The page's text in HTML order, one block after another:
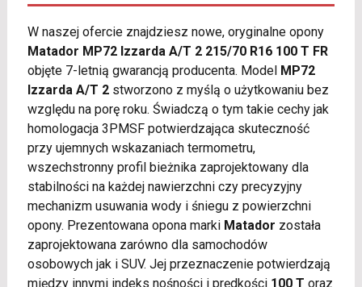
W naszej ofercie znajdziesz nowe, oryginalne opony
Matador MP72 Izzarda A/T 2 215/70 R16 100 T FR
objęte 7-letnią gwarancją producenta. Model MP72
Izzarda A/T 2stworzono z myślą o użytkowaniu bez
względu na porę roku. Świadczą o tym takie cechy jak
homologacja 3PMSF potwierdzająca skuteczność
przy ujemnych wskazaniach termometru,
wszechstronny profil bieżnika zaprojektowany dla
stabilności na każdej nawierzchni czy precyzyjny
mechanizm usuwania wody i śniegu z powierzchni
opony. Prezentowana opona marki Matador została
zaprojektowana zarówno dla samochodów
osobowych jak i SUV. Jej przeznaczenie potwierdzają
między innymi indeks nośności i prędkości 100 T oraz